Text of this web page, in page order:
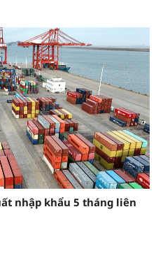
nhập khẩu 5 tháng liên